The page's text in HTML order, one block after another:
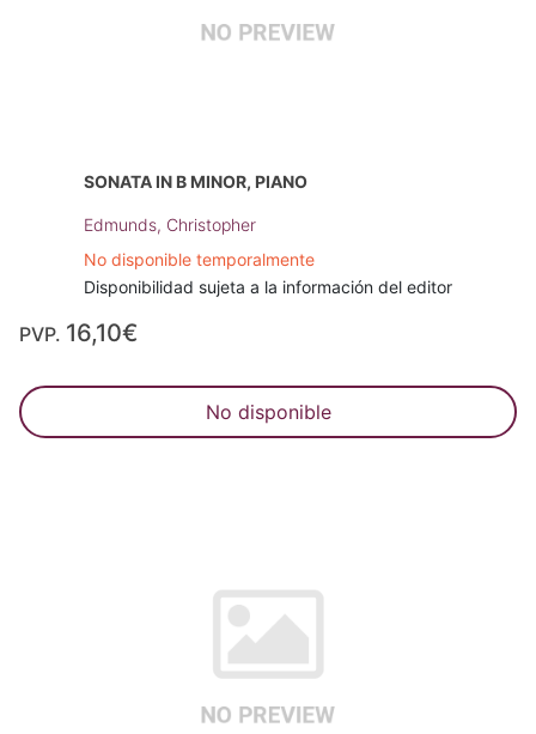
SONATA IN B MINOR, PIANO
Edmunds, Christopher
No disponible temporalmente
Disponibilidad sujeta a la información del editor
PVP. 16,10€
No disponible